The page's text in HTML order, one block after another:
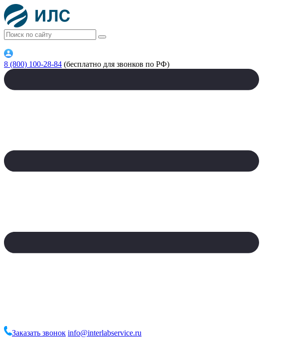
8 (800) 100-28-84 (бесплатно для звонков по РФ)
Заказать звонок info@interlabservice.ru